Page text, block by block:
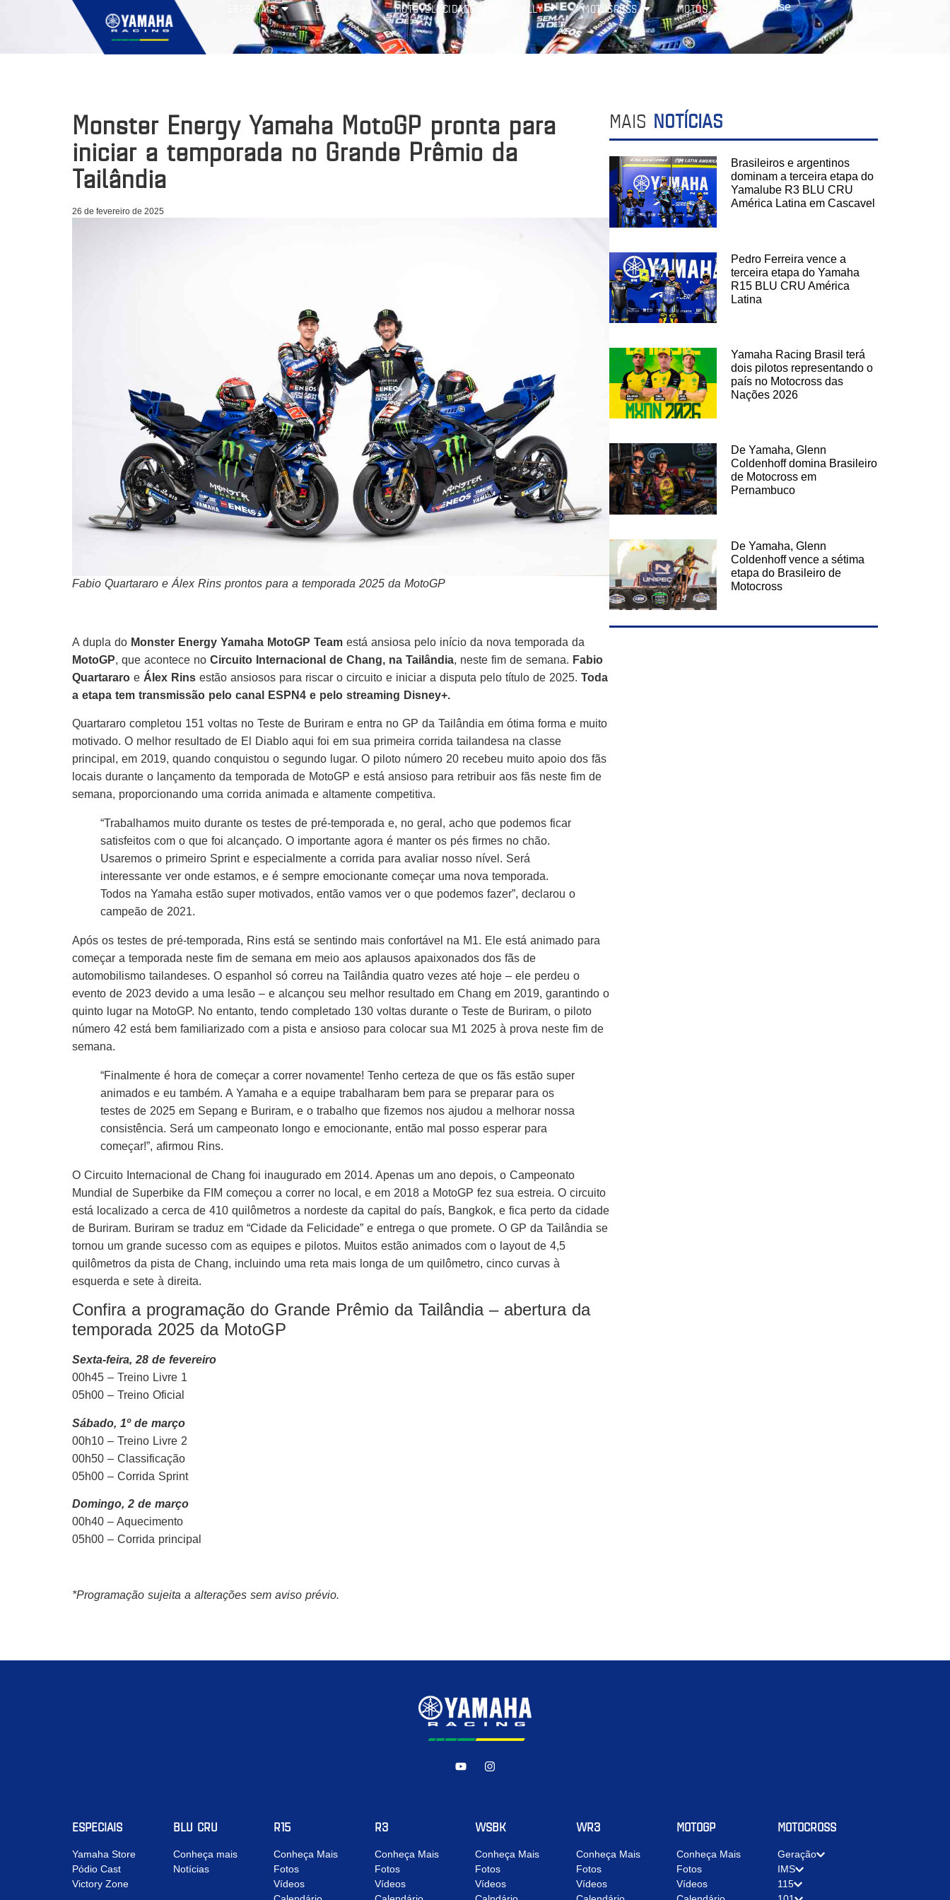
ESPECIAIS BLU CRU MOTOVELOCIDADE RALLY MOTOCROSS MOTOS
Monster Energy Yamaha MotoGP pronta para
iniciar a temporada no Grande Prêmio da
Tailândia
26 de fevereiro de 2025
Fabio Quartararo e Álex Rins prontos para a temporada 2025 da MotoGP
A dupla do Monster Energy Yamaha MotoGP Team está ansiosa pelo início da nova temporada da
MotoGP, que acontece no Circuito Internacional de Chang, na Tailândia, neste fim de semana. Fabio
Quartararo e Álex Rins estão ansiosos para riscar o circuito e iniciar a disputa pelo título de 2025. Toda
a etapa tem transmissão pelo canal ESPN4 e pelo streaming Disney+.
Quartararo completou 151 voltas no Teste de Buriram e entra no GP da Tailândia em ótima forma e muito
motivado. O melhor resultado de El Diablo aqui foi em sua primeira corrida tailandesa na classe
principal, em 2019, quando conquistou o segundo lugar. O piloto número 20 recebeu muito apoio dos fãs
locais durante o lançamento da temporada de MotoGP e está ansioso para retribuir aos fãs neste fim de
semana, proporcionando uma corrida animada e altamente competitiva.
“Trabalhamos muito durante os testes de pré-temporada e, no geral, acho que podemos ficar
satisfeitos com o que foi alcançado. O importante agora é manter os pés firmes no chão.
Usaremos o primeiro Sprint e especialmente a corrida para avaliar nosso nível. Será
interessante ver onde estamos, e é sempre emocionante começar uma nova temporada.
Todos na Yamaha estão super motivados, então vamos ver o que podemos fazer”, declarou o
campeão de 2021.
Após os testes de pré-temporada, Rins está se sentindo mais confortável na M1. Ele está animado para
começar a temporada neste fim de semana em meio aos aplausos apaixonados dos fãs de
automobilismo tailandeses. O espanhol só correu na Tailândia quatro vezes até hoje – ele perdeu o
evento de 2023 devido a uma lesão – e alcançou seu melhor resultado em Chang em 2019, garantindo o
quinto lugar na MotoGP. No entanto, tendo completado 130 voltas durante o Teste de Buriram, o piloto
número 42 está bem familiarizado com a pista e ansioso para colocar sua M1 2025 à prova neste fim de
semana.
“Finalmente é hora de começar a correr novamente! Tenho certeza de que os fãs estão super
animados e eu também. A Yamaha e a equipe trabalharam bem para se preparar para os
testes de 2025 em Sepang e Buriram, e o trabalho que fizemos nos ajudou a melhorar nossa
consistência. Será um campeonato longo e emocionante, então mal posso esperar para
começar!”, afirmou Rins.
O Circuito Internacional de Chang foi inaugurado em 2014. Apenas um ano depois, o Campeonato
Mundial de Superbike da FIM começou a correr no local, e em 2018 a MotoGP fez sua estreia. O circuito
está localizado a cerca de 410 quilômetros a nordeste da capital do país, Bangkok, e fica perto da cidade
de Buriram. Buriram se traduz em “Cidade da Felicidade” e entrega o que promete. O GP da Tailândia se
tornou um grande sucesso com as equipes e pilotos. Muitos estão animados com o layout de 4,5
quilômetros da pista de Chang, incluindo uma reta mais longa de um quilômetro, cinco curvas à
esquerda e sete à direita.
Confira a programação do Grande Prêmio da Tailândia – abertura da
temporada 2025 da MotoGP
Sexta-feira, 28 de fevereiro
00h45 – Treino Livre 1
05h00 – Treino Oficial
Sábado, 1º de março
00h10 – Treino Livre 2
00h50 – Classificação
05h00 – Corrida Sprint
Domingo, 2 de março
00h40 – Aquecimento
05h00 – Corrida principal
*Programação sujeita a alterações sem aviso prévio.
MAIS NOTÍCIAS
Brasileiros e argentinos
dominam a terceira etapa do
Yamalube R3 BLU CRU
América Latina em Cascavel
Pedro Ferreira vence a
terceira etapa do Yamaha
R15 BLU CRU América
Latina
Yamaha Racing Brasil terá
dois pilotos representando o
país no Motocross das
Nações 2026
De Yamaha, Glenn
Coldenhoff domina Brasileiro
de Motocross em
Pernambuco
De Yamaha, Glenn
Coldenhoff vence a sétima
etapa do Brasileiro de
Motocross
ESPECIAIS
Yamaha Store
Pódio Cast
Victory Zone
BLU CRU
Conheça mais
Notícias
R15
Conheça Mais
Fotos
Vídeos
R3
Conheça Mais
Fotos
Vídeos
WSBK
Conheça Mais
Fotos
Vídeos
WR3
Conheça Mais
Fotos
Vídeos
MOTOGP
Conheça Mais
Fotos
Vídeos
MOTOCROSS
Geração
IMS
115